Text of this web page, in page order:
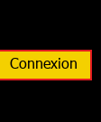
Connexion